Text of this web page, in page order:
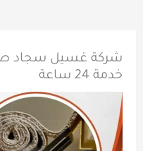
خدمة 24 ساعة